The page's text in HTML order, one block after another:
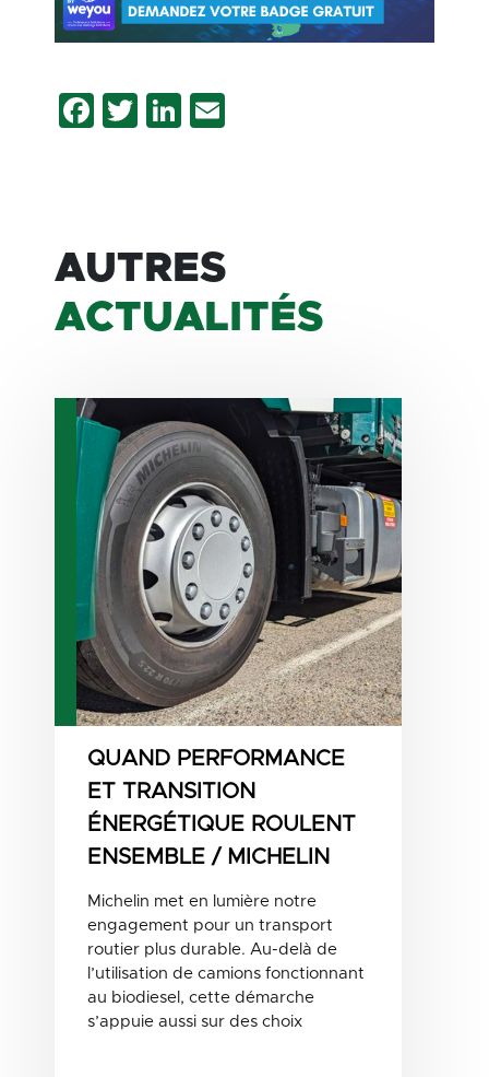
Facebook
TwitterLinkedIn
AUTRES
ACTUALITÉS
QUAND PERFORMANCE
ET TRANSITION
ÉNERGÉTIQUE ROULENT
ENSEMBLE / MICHELIN
Michelin met en lumière notre
engagement pour un transport
routier plus durable. Au-delà de
l’utilisation de camions fonctionnant
au biodiesel, cette démarche
s’appuie aussi sur des choix